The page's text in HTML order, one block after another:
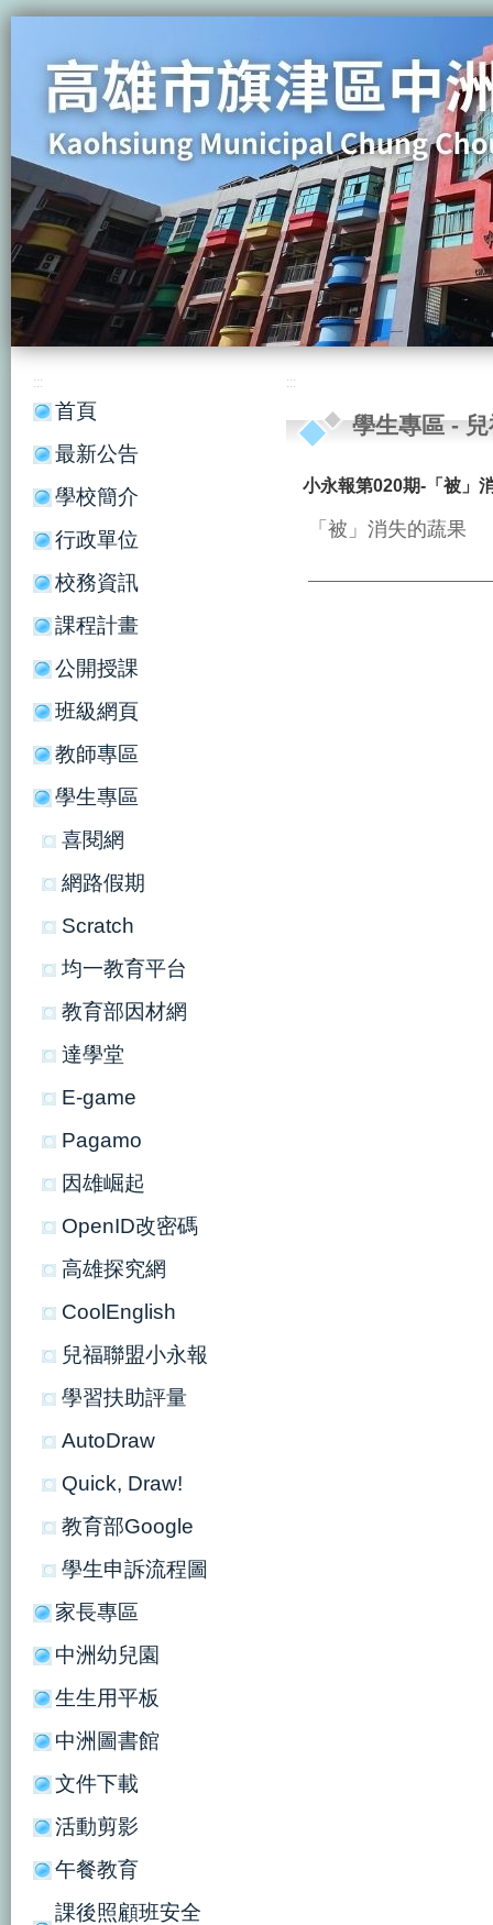
:::
首頁
最新公告
學校簡介
行政單位
校務資訊
課程計畫
公開授課
班級網頁
教師專區
學生專區
喜閱網
網路假期
Scratch
均一教育平台
教育部因材網
達學堂
E-game
Pagamo
因雄崛起
OpenID改密碼
高雄探究網
CoolEnglish
兒福聯盟小永報
學習扶助評量
AutoDraw
Quick, Draw!
教育部Google
學生申訴流程圖
家長專區
中洲幼兒園
生生用平板
中洲圖書館
文件下載
活動剪影
午餐教育
課後照顧班安全
:::
學生專區-
小永報第020期-「被」
「被」消失的蔬果